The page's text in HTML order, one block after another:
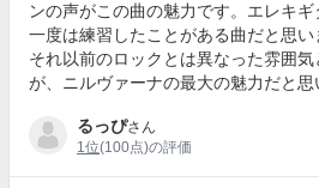
ンの声がこの曲の魅力です。エレキ
一度は練習したことがある曲だと思い
それ以前のロックとは異なった雰囲
が、ニルヴァーナの最大の魅力だと思
るっぴさん
1位(100点)の評価